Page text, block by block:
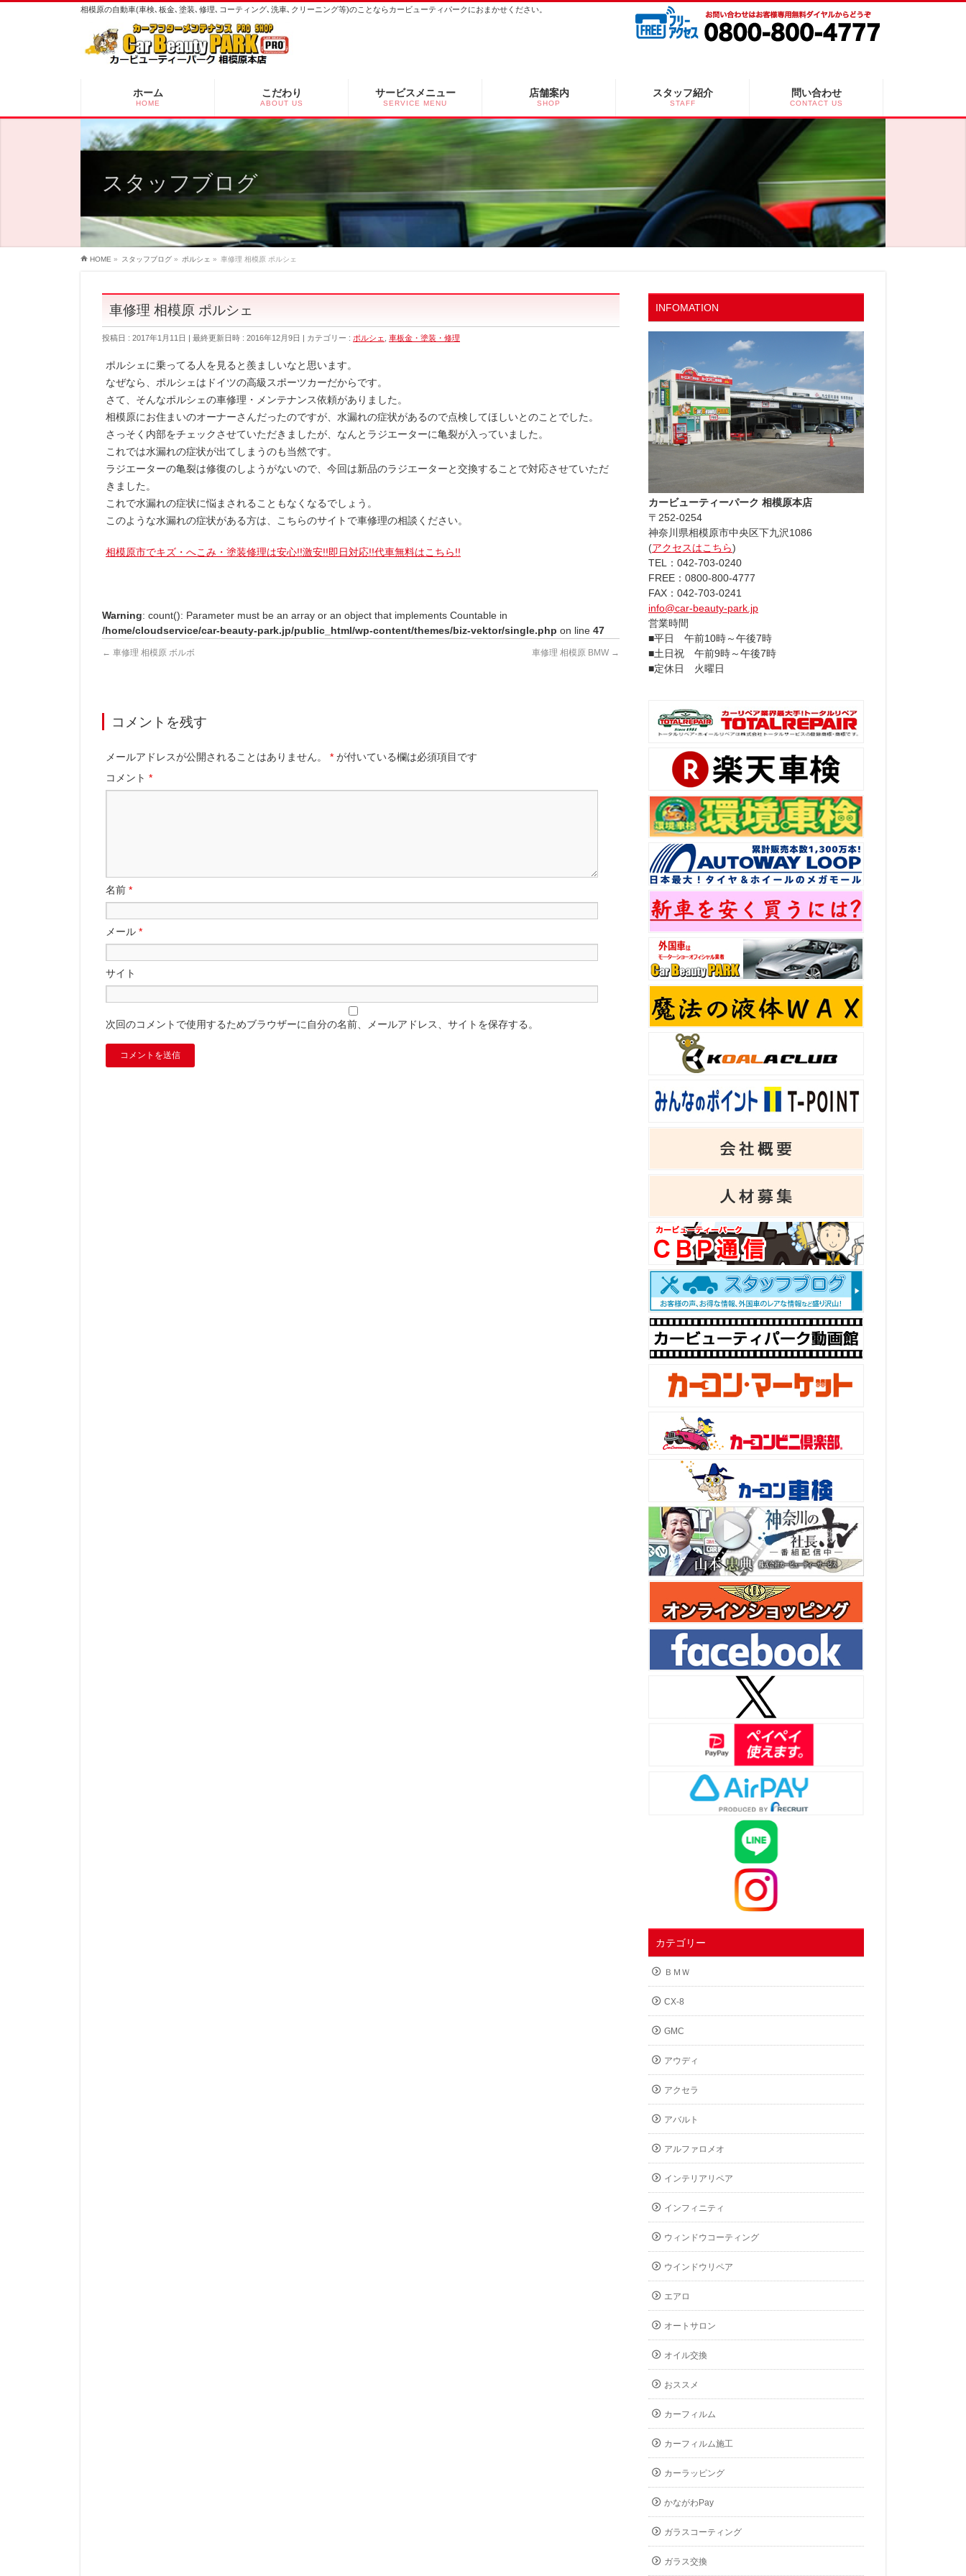
相模原の自動車(車検､板金､塗装､修理､コーティング､洗車､クリーニング等)のことならカービューティパークにおまかせください。
ホーム
HOME
こだわり
ABOUT US
サービスメニュー
SERVICE MENU
店舗案内
SHOP
スタッフ紹介
STAFF
問い合わせ
CONTACT US
スタッフブログ
HOME » スタッフブログ » ポルシェ » 車修理 相模原 ポルシェ
車修理 相模原 ポルシェ
投稿日 : 2017年1月11日 最終更新日時 : 2016年12月9日 カテゴリー : ポルシェ 車板金・塗装・修理
ポルシェに乗ってる人を見ると羨ましいなと思います。
なぜなら、ポルシェはドイツの高級スポーツカーだからです。
さて、そんなポルシェの車修理・メンテナンス依頼がありました。
相模原にお住まいのオーナーさんだったのですが、水漏れの症状があるので点検してほしいとのことでした。
さっそく内部をチェックさせていただきましたが、なんとラジエーターに亀裂が入っていました。
これでは水漏れの症状が出てしまうのも当然です。
ラジエーターの亀裂は修復のしようがないので、今回は新品のラジエーターと交換することで対応させていただ
きました。
これで水漏れの症状に悩まされることもなくなるでしょう。
このような水漏れの症状がある方は、こちらのサイトで車修理の相談ください。
相模原市でキズ・へこみ・塗装修理は安心!!激安!!即日対応!!代車無料はこちら!!
Warning: count(): Parameter must be an array or an object that implements Countable in
/home/cloudservice/car-beauty-park.jp/public_html/wp-content/themes/biz-vektor/single.php on line 47
← 車修理 相模原 ボルボ 車修理 相模原 BMW →
コメントを残す
メールアドレスが公開されることはありません。 * が付いている欄は必須項目です
コメント *
名前 *
メール *
サイト
次回のコメントで使用するためブラウザーに自分の名前、メールアドレス、サイトを保存する。
INFOMATION
カービューティーパーク 相模原本店
〒252-0254
神奈川県相模原市中央区下九沢1086
(アクセスはこちら)
TEL：042-703-0240
FREE：0800-800-4777
FAX：042-703-0241
info@car-beauty-park.jp
営業時間
■平日 午前10時～午後7時
■土日祝 午前9時～午後7時
■定休日 火曜日
カテゴリー
ＢＭＷ
CX-8
GMC
アウディ
アクセラ
アバルト
アルファロメオ
インテリアリペア
インフィニティ
ウィンドウコーティング
ウインドウリペア
エアロ
オートサロン
オイル交換
おススメ
カーフィルム
カーフィルム施工
カーラッピング
かながわPay
ガラスコーティング
ガラス交換